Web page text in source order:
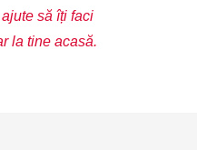
să îți faci
la tine acasă.